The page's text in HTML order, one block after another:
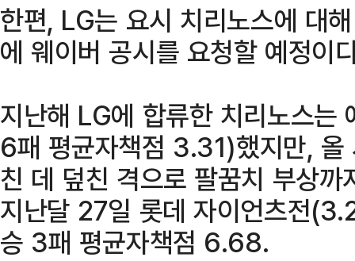
한편, LG는 요시 치리노스에 대
에 웨이버 공시를 요청할 예정이
지난해 LG에 합류한 치리노스
6패 평균자책점 3.31)했지만, 올
친 데 덮친 격으로 팔꿈치 부상
지난달 27일 롯데 자이언츠전
승 3패 평균자책점 6.68.